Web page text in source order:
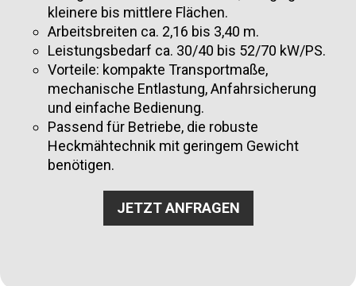
kleinere bis mittlere Flächen.
Arbeitsbreiten ca. 2,16 bis 3,40 m.
Leistungsbedarf ca. 30/40 bis 52/70 kW/PS.
Vorteile: kompakte Transportmaße,
mechanische Entlastung, Anfahrsicherung
und einfache Bedienung.
Passend für Betriebe, die robuste
Heckmähtechnik mit geringem Gewicht
benötigen.
JETZT ANFRAGEN